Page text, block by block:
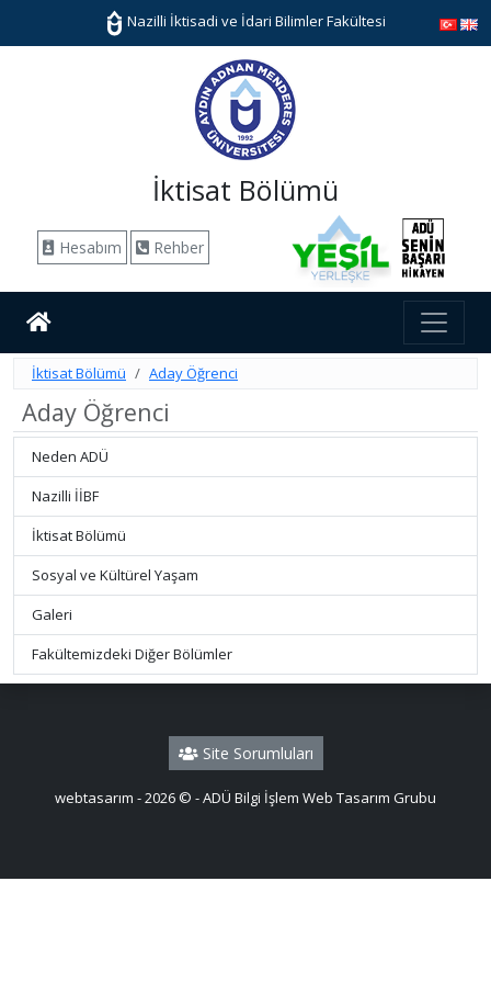
Nazilli İktisadi ve İdari Bilimler Fakültesi
İktisat Bölümü
Hesabım Rehber
İktisat Bölümü Aday Öğrenci
Aday Öğrenci
Neden ADÜ
Nazilli İİBF
İktisat Bölümü
Sosyal ve Kültürel Yaşam
Galeri
Fakültemizdeki Diğer Bölümler
Site Sorumluları
webtasarım - 2026 © - ADÜ Bilgi İşlem Web Tasarım Grubu